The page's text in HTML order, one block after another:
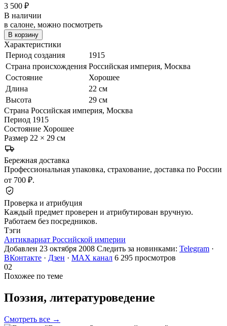
3 500 ₽
В наличии
в салоне, можно посмотреть
В корзину
Характеристики
Период создания
1915
Страна происхождения Российская империя, Москва
Состояние
Хорошее
Длина
22 см
Высота
29 см
Страна Российская империя, Москва
Период 1915
Состояние Хорошее
Размер 22 × 29 см
Бережная доставка
Профессиональная упаковка, страхование, доставка по России
от 700 ₽.
Проверка и атрибуция
Каждый предмет проверен и атрибутирован вручную.
Работаем без посредников.
Тэги
Антиквариат Российской империи
Добавлен 23 октября 2008 Следить за новинками: Telegram ·
ВКонтакте · Дзен · MAX канал 6 295 просмотров
02
Похожее по теме
Поэзия, литературоведение
Смотреть все →